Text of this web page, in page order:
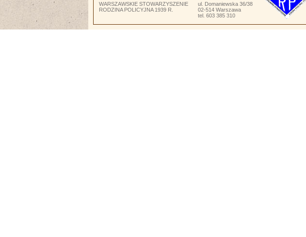
WARSZAWSKIE STOWARZYSZENIE
RODZINA POLICYJNA 1939 R.
ul. Domaniewska 36/38
02-514 Warszawa
tel. 603 385 310